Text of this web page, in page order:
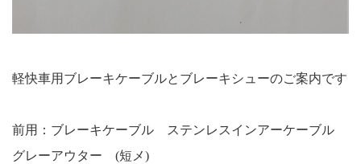
軽快車用ブレーキケーブルとブレーキシューのご案内です
前用：ブレーキケーブル ステンレスインアーケーブル
グレーアウター (短メ)